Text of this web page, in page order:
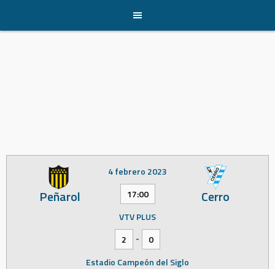
content
Peñarol Cerro
4 febrero 2023
17:00
VTV PLUS
2
-
0
Estadio Campeón del Siglo